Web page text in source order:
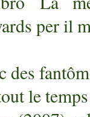
per il
des
le